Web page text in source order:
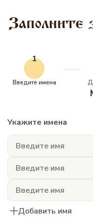
Заполните
1
Введите имена
Укажите имена
Добавить имя